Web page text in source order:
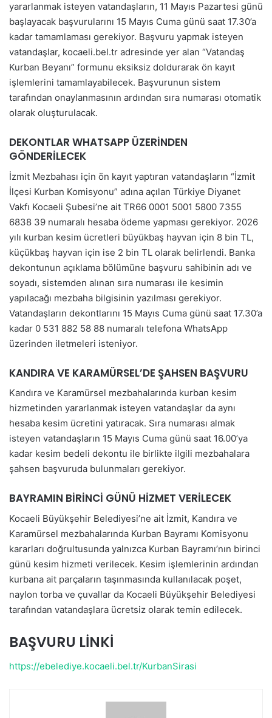
yararlanmak isteyen vatandaşların, 11 Mayıs Pazartesi günü
başlayacak başvurularını 15 Mayıs Cuma günü saat 17.30’a
kadar tamamlaması gerekiyor. Başvuru yapmak isteyen
vatandaşlar, kocaeli.bel.tr adresinde yer alan “Vatandaş
Kurban Beyanı” formunu eksiksiz doldurarak ön kayıt
işlemlerini tamamlayabilecek. Başvurunun sistem
tarafından onaylanmasının ardından sıra numarası otomatik
olarak oluşturulacak.
DEKONTLAR WHATSAPP ÜZERİNDEN
GÖNDERİLECEK
İzmit Mezbahası için ön kayıt yaptıran vatandaşların “İzmit
İlçesi Kurban Komisyonu” adına açılan Türkiye Diyanet
Vakfı Kocaeli Şubesi’ne ait TR66 0001 5001 5800 7355
6838 39 numaralı hesaba ödeme yapması gerekiyor. 2026
yılı kurban kesim ücretleri büyükbaş hayvan için 8 bin TL,
küçükbaş hayvan için ise 2 bin TL olarak belirlendi. Banka
dekontunun açıklama bölümüne başvuru sahibinin adı ve
soyadı, sistemden alınan sıra numarası ile kesimin
yapılacağı mezbaha bilgisinin yazılması gerekiyor.
Vatandaşların dekontlarını 15 Mayıs Cuma günü saat 17.30’a
kadar 0 531 882 58 88 numaralı telefona WhatsApp
üzerinden iletmeleri isteniyor.
KANDIRA VE KARAMÜRSEL’DE ŞAHSEN BAŞVURU
Kandıra ve Karamürsel mezbahalarında kurban kesim
hizmetinden yararlanmak isteyen vatandaşlar da aynı
hesaba kesim ücretini yatıracak. Sıra numarası almak
isteyen vatandaşların 15 Mayıs Cuma günü saat 16.00’ya
kadar kesim bedeli dekontu ile birlikte ilgili mezbahalara
şahsen başvuruda bulunmaları gerekiyor.
BAYRAMIN BİRİNCİ GÜNÜ HİZMET VERİLECEK
Kocaeli Büyükşehir Belediyesi’ne ait İzmit, Kandıra ve
Karamürsel mezbahalarında Kurban Bayramı Komisyonu
kararları doğrultusunda yalnızca Kurban Bayramı’nın birinci
günü kesim hizmeti verilecek. Kesim işlemlerinin ardından
kurbana ait parçaların taşınmasında kullanılacak poşet,
naylon torba ve çuvallar da Kocaeli Büyükşehir Belediyesi
tarafından vatandaşlara ücretsiz olarak temin edilecek.
BAŞVURU LİNKİ
https://ebelediye.kocaeli.bel.tr/KurbanSirasi